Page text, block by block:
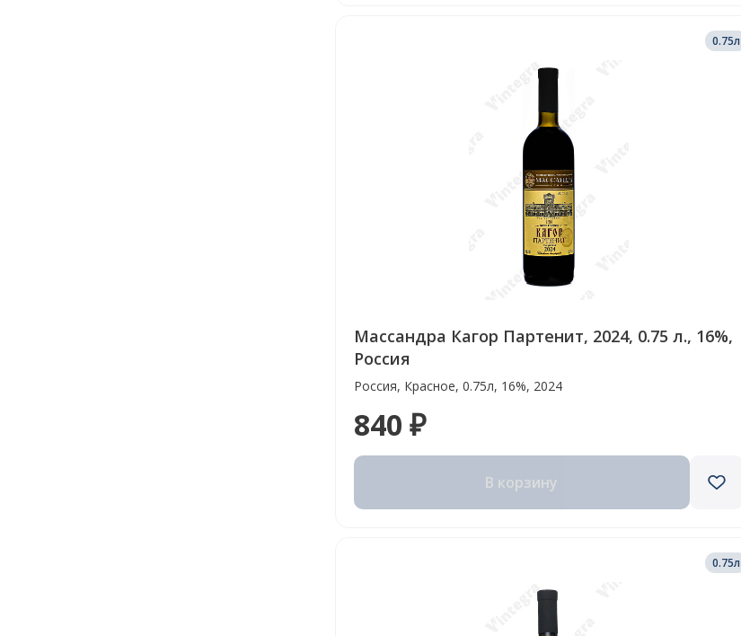
0.75л
Массандра Кагор Партенит, 2024, 0.75 л., 16%,
Россия
Россия, Красное, 0.75л, 16%, 2024
840 ₽
В корзину
0.75л